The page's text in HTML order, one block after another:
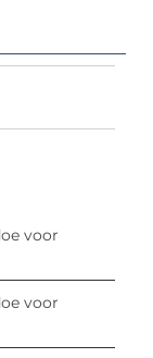
voor
voor